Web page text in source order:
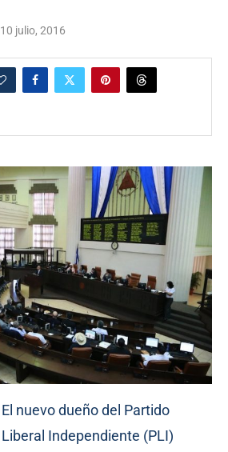
10 julio, 2016
El nuevo dueño del Partido
Liberal Independiente (PLI)